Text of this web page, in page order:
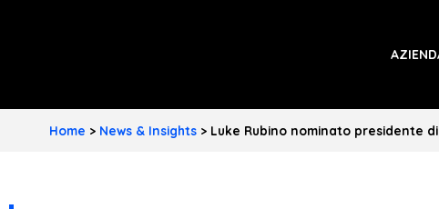
S
Home > News & Insights> Luke Rubino nominato presidente